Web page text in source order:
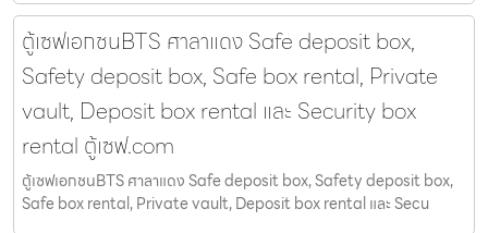
ตู้เซฟเอกชนBTS ศาลาแดง Safe deposit box,
Safety deposit box, Safe box rental, Private
vault, Deposit box rental และ Security box
rental ตู้เซฟ.com
ตู้เซฟเอกชนBTS ศาลาแดง Safe deposit box, Safety deposit box,
Safe box rental, Private vault, Deposit box rental และ Secu